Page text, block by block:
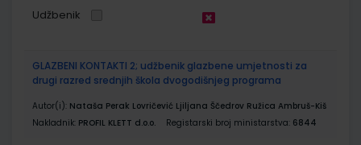
Udžbenik
GLAZBENI KONTAKTI 2; udžbenik glazbene umjetnosti za
drugi razred srednjih škola dvogodišnjeg programa
Autor(i): Nataša Perak Lovričević Ljiljana Ščedrov Ružica Ambruš-Kiš
Nakladnik: PROFIL KLETT d.o.o. Registarski broj ministarstva: 6844